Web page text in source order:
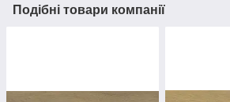
Подібні товари компанії